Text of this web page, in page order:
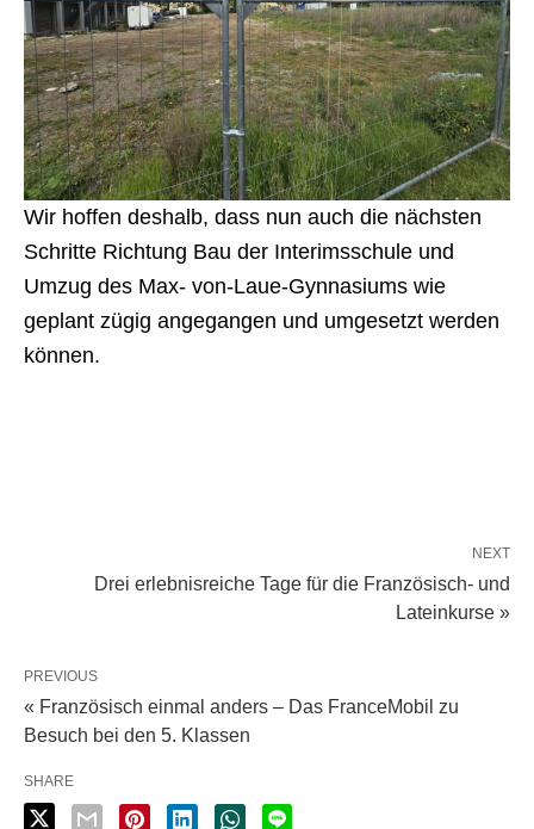
Wir hoffen deshalb, dass nun auch die nächsten
Schritte Richtung Bau der Interimsschule und
Umzug des Max- von-Laue-Gynnasiums wie
geplant zügig angegangen und umgesetzt werden
können.
NEXT
Drei erlebnisreiche Tage für die Französisch- und
Lateinkurse »
PREVIOUS
« Französisch einmal anders – Das FranceMobil zu
Besuch bei den 5. Klassen
SHARE